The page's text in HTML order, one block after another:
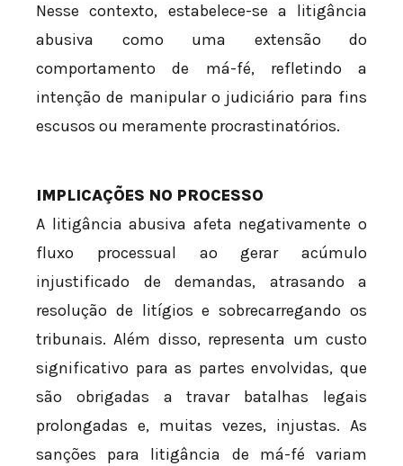
Nesse contexto, estabelece-se a litigância
abusiva como uma extensão do
comportamento de má-fé, refletindo a
intenção de manipular o judiciário para fins
escusos ou meramente procrastinatórios.
IMPLICAÇÕES NO PROCESSO
A litigância abusiva afeta negativamente o
fluxo processual ao gerar acúmulo
injustificado de demandas, atrasando a
resolução de litígios e sobrecarregando os
tribunais. Além disso, representa um custo
significativo para as partes envolvidas, que
são obrigadas a travar batalhas legais
prolongadas e, muitas vezes, injustas. As
sanções para litigância de má-fé variam